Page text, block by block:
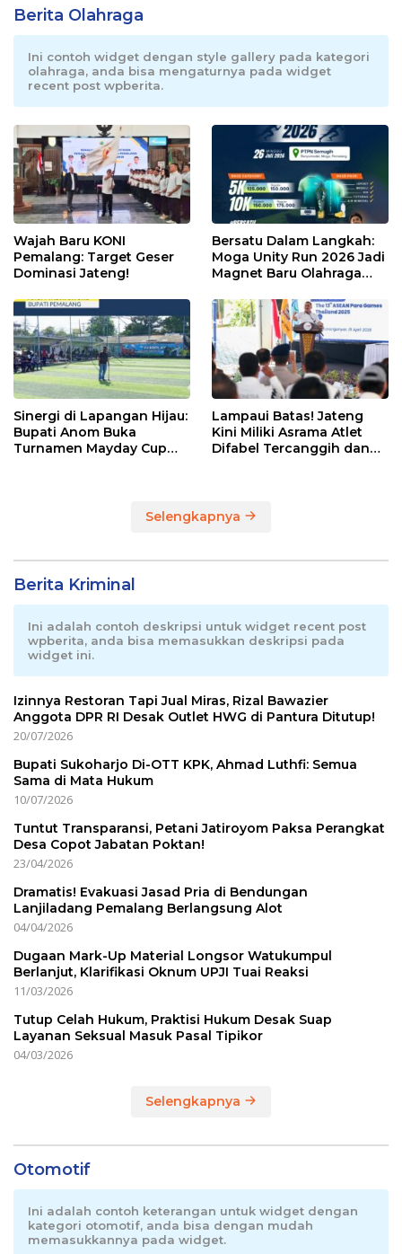
Berita Olahraga
Ini contoh widget dengan style gallery pada kategori
olahraga, anda bisa mengaturnya pada widget
recent post wpberita.
Wajah Baru KONI
Pemalang: Target Geser
Dominasi Jateng!
Bersatu Dalam Langkah:
Moga Unity Run 2026 Jadi
Magnet Baru Olahraga
Sinergi di Lapangan Hijau:
Bupati Anom Buka
Turnamen Mayday Cup
Lampaui Batas! Jateng
Kini Miliki Asrama Atlet
Difabel Tercanggih dan
Selengkapnya
Berita Kriminal
Ini adalah contoh deskripsi untuk widget recent post
wpberita, anda bisa memasukkan deskripsi pada
widget ini.
Izinnya Restoran Tapi Jual Miras, Rizal Bawazier
Anggota DPR RI Desak Outlet HWG di Pantura Ditutup!
20/07/2026
Bupati Sukoharjo Di-OTT KPK, Ahmad Luthfi: Semua
Sama di Mata Hukum
10/07/2026
Tuntut Transparansi, Petani Jatiroyom Paksa Perangkat
Desa Copot Jabatan Poktan!
23/04/2026
Dramatis! Evakuasi Jasad Pria di Bendungan
Lanjiladang Pemalang Berlangsung Alot
04/04/2026
Dugaan Mark-Up Material Longsor Watukumpul
Berlanjut, Klarifikasi Oknum UPJI Tuai Reaksi
11/03/2026
Tutup Celah Hukum, Praktisi Hukum Desak Suap
Layanan Seksual Masuk Pasal Tipikor
04/03/2026
Selengkapnya
Otomotif
Ini adalah contoh keterangan untuk widget dengan
kategori otomotif, anda bisa dengan mudah
memasukkannya pada widget.